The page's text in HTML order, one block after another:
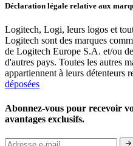
Déclaration légale relative aux
Logitech, Logi, leurs logos et
Logitech sont des marques
de Logitech Europe S.A. et/ou
d'autres pays. Toutes les autres
appartiennent à leurs détenteurs
déposées
Abonnez-vous pour recevoir
avantages exclusifs.